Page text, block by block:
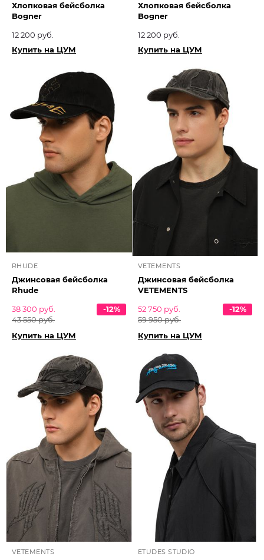
Хлопковая бейсболка
Bogner
12 200 руб.
Купить на ЦУМ
Хлопковая бейсболка
Bogner
12 200 руб.
Купить на ЦУМ
RHUDE
Джинсовая бейсболка
Rhude
38 300 руб.
43 550 руб.
-12%
Купить на ЦУМ
VETEMENTS
Джинсовая бейсболка
VETEMENTS
52 750 руб.
59 950 руб.
-12%
Купить на ЦУМ
VETEMENTS ETUDES STUDIO